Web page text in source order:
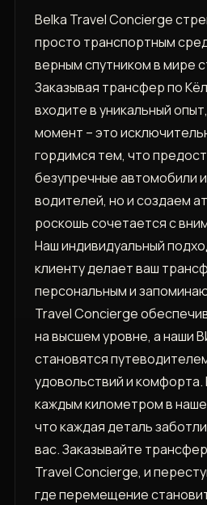
Belka Travel Concierge
просто транспортным
верным спутником в мире
Заказывая трансфер по
входите в уникальный
момент – это
гордимся тем, что
безупречные автомобили
водителей, но и создаем
роскошь сочетается с
Наш индивидуальный
клиенту делает ваш
персональным и
Travel Concierge
на высшем уровне, а наши
становятся
удовольствий и
каждым километром в
что каждая деталь
вас. Заказывайте
Travel Concierge, и
где перемещение